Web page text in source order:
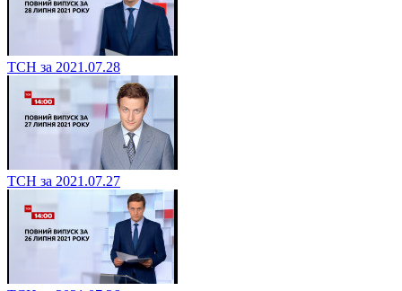
ТСН за 2021.07.28
ТСН за 2021.07.27